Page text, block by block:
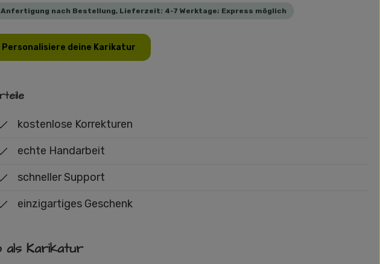
Anfertigung nach Bestellung, Lieferzeit: 4-7 Werktage; Express möglich
Personalisiere deine Karikatur
kostenlose Korrekturen
echte Handarbeit
schneller Support
einzigartiges Geschenk
als Karikatur